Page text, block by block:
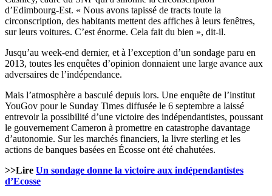
d’Edimbourg-Est. « Nous avons tapissé de tracts toute la
circonscription, des habitants mettent des affiches à leurs fenêtres,
sur leurs voitures. C’est énorme. Cela fait du bien », dit-il.
Jusqu’au week-end dernier, et à l’exception d’un sondage paru en
2013, toutes les enquêtes d’opinion donnaient une large avance aux
adversaires de l’indépendance.
Mais l’atmosphère a basculé depuis lors. Une enquête de l’institut
YouGov pour le Sunday Times diffusée le 6 septembre a laissé
entrevoir la possibilité d’une victoire des indépendantistes, poussant
le gouvernement Cameron à promettre en catastrophe davantage
d’autonomie. Sur les marchés financiers, la livre sterling et les
actions de banques basées en Écosse ont été chahutées.
>>Lire Un sondage donne la victoire aux indépendantistes
d’Ecosse